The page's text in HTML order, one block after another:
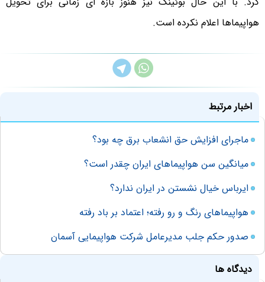
هواپیماها اعلام نکرده است.
اخبار مرتبط
ماجرای افزایش حق انشعاب برق چه بود؟
میانگین سن هواپیماهای ایران چقدر است؟
ایرباس خیال نشستن در ایران‌ ندارد؟
هواپیماهای رنگ و رو رفته؛ اعتماد بر باد رفته
صدور حکم جلب مدیرعامل شرکت هواپیمایی آسمان
دیدگاه ها